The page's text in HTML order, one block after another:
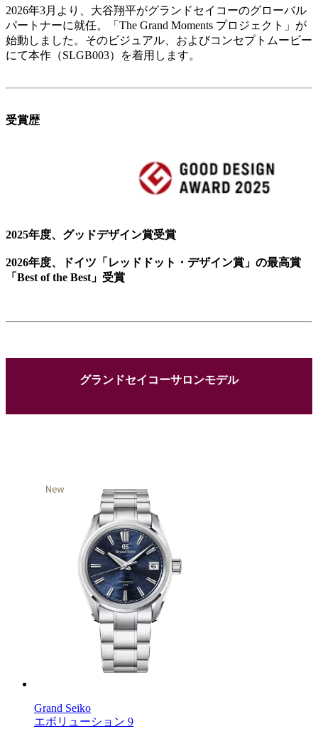
2026年3月より、大谷翔平がグランドセイコーのグローバル
パートナーに就任。「The Grand Moments プロジェクト」が
始動しました。そのビジュアル、およびコンセプトムービー
にて本作（SLGB003）を着用します。
受賞歴
2025年度、グッドデザイン賞受賞
2026年度、ドイツ「レッドドット・デザイン賞」の最高賞
「Best of the Best」受賞
グランドセイコーサロンモデル
Grand Seiko
エボリューション 9